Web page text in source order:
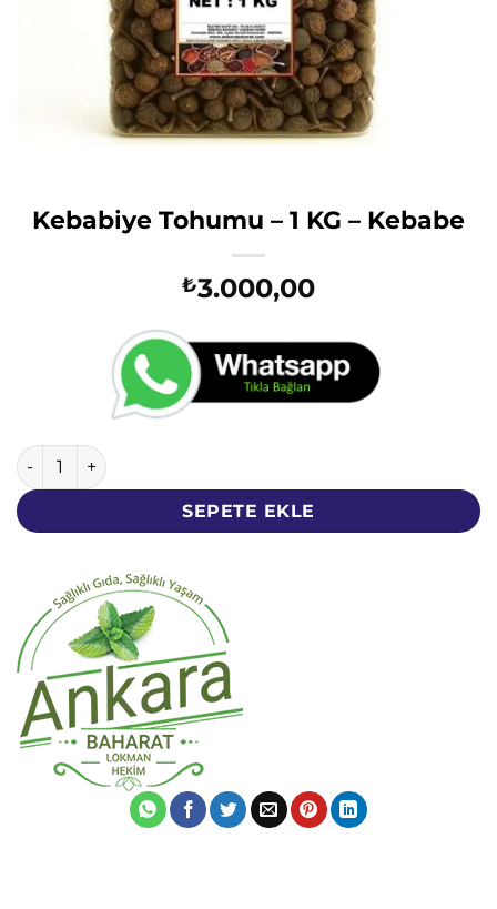
Kebabiye Tohumu – 1 KG – Kebabe
₺3.000,00
Kebabiye Tohumu - 1 KG - Kebabe adet
SEPETE EKLE